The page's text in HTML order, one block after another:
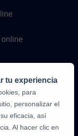
tu experiencia
para
personalizar el
eficacia, así
Al hacer clic en